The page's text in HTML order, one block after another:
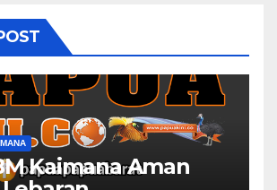
Kaimana Aman